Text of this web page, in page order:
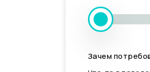
Зачем